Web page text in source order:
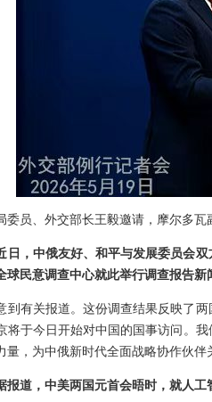
委员、外交部长王毅邀请，摩尔多瓦
日，中俄友好、和平与发展委员会
球民意调查中心就此举行调查报告
到有关报道。这份调查结果反映了
将于今日开始对中国的国事访问。
量，为中俄新时代全面战略协作伙伴
报道，中美两国元首会晤时，就人